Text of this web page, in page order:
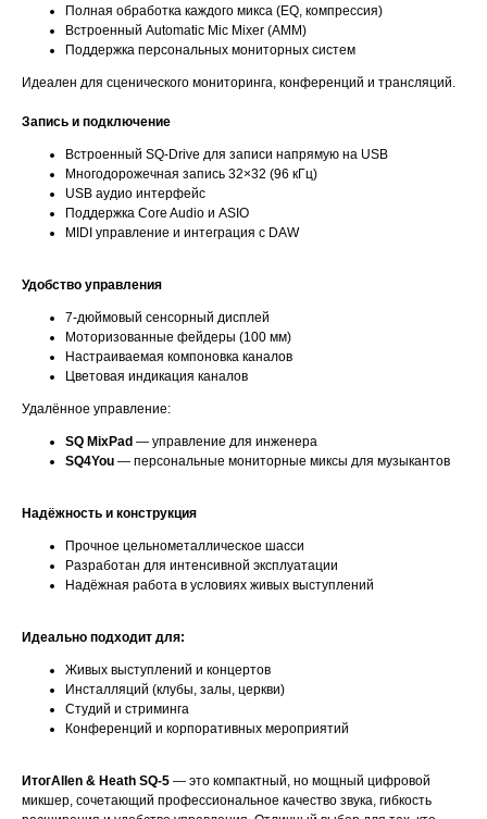
Полная обработка каждого микса (EQ, компрессия)
Встроенный Automatic Mic Mixer (AMM)
Поддержка персональных мониторных систем
Идеален для сценического мониторинга, конференций и трансляций.
Запись и подключение
Встроенный SQ-Drive для записи напрямую на USB
Многодорожечная запись 32×32 (96 кГц)
USB аудио интерфейс
Поддержка Core Audio и ASIO
MIDI управление и интеграция с DAW
Удобство управления
7-дюймовый сенсорный дисплей
Моторизованные фейдеры (100 мм)
Настраиваемая компоновка каналов
Цветовая индикация каналов
Удалённое управление:
SQ MixPad — управление для инженера
SQ4You — персональные мониторные миксы для музыкантов
Надёжность и конструкция
Прочное цельнометаллическое шасси
Разработан для интенсивной эксплуатации
Надёжная работа в условиях живых выступлений
Идеально подходит для:
Живых выступлений и концертов
Инсталляций (клубы, залы, церкви)
Студий и стриминга
Конференций и корпоративных мероприятий
ИтогAllen & Heath SQ-5 — это компактный, но мощный цифровой
микшер, сочетающий профессиональное качество звука, гибкость